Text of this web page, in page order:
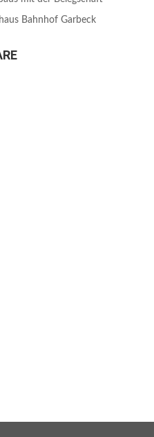
Bahnhof Garbeck